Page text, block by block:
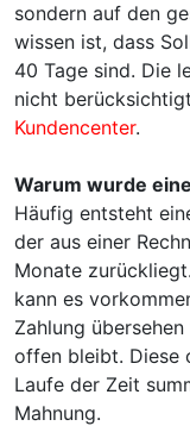
sondern auf den
wissen ist, dass
40 Tage sind. Die
nicht
Kundencenter.
Warum wurde
Häufig entsteht
der aus einer
Monate
kann es
Zahlung
offen bleibt. Diese
Laufe der Zeit
Mahnung.